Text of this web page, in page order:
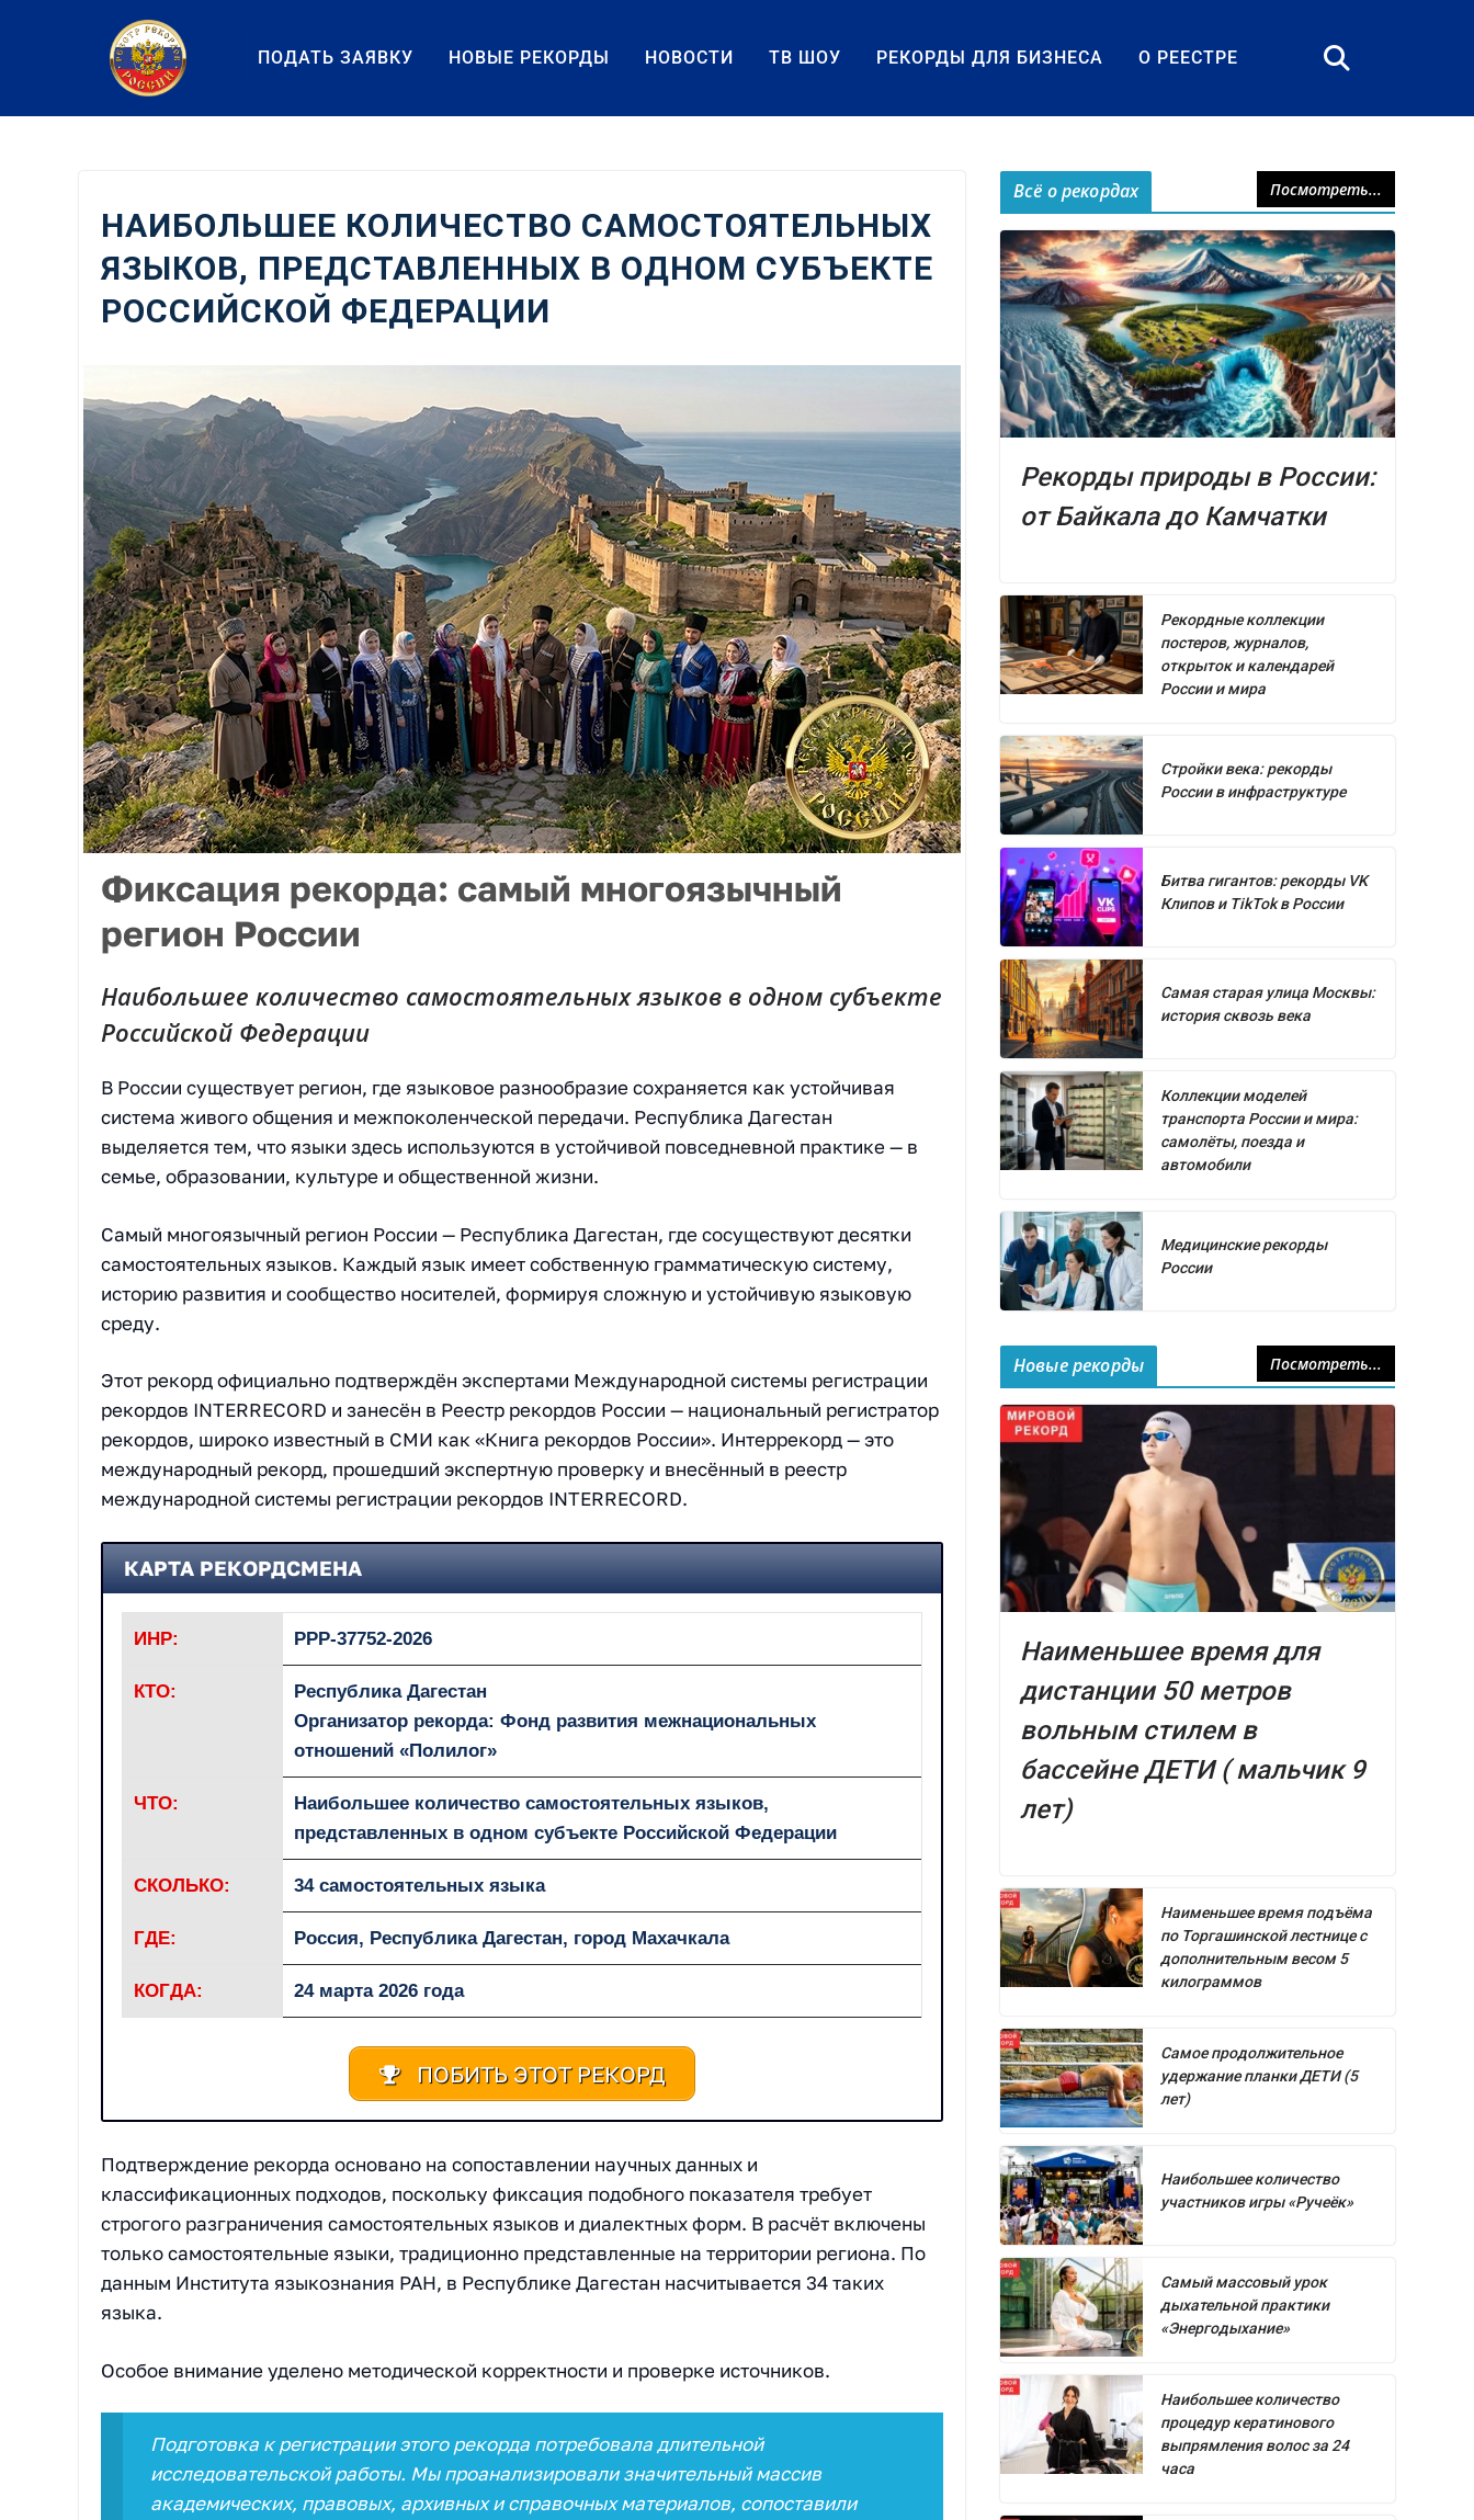
содержанию
ПОДАТЬ ЗАЯВКУ НОВЫЕ РЕКОРДЫ НОВОСТИ ТВ ШОУ РЕКОРДЫ ДЛЯ БИЗНЕСА О РЕЕСТРЕ
НАИБОЛЬШЕЕ КОЛИЧЕСТВО САМОСТОЯТЕЛЬНЫХ
ЯЗЫКОВ, ПРЕДСТАВЛЕННЫХ В ОДНОМ СУБЪЕКТЕ
РОССИЙСКОЙ ФЕДЕРАЦИИ
Фиксация рекорда: самый многоязычный
регион России
Наибольшее количество самостоятельных языков в одном субъекте
Российской Федерации
В России существует регион, где языковое разнообразие сохраняется как устойчивая
система живого общения и межпоколенческой передачи. Республика Дагестан
выделяется тем, что языки здесь используются в устойчивой повседневной практике — в
семье, образовании, культуре и общественной жизни.
Самый многоязычный регион России — Республика Дагестан, где сосуществуют десятки
самостоятельных языков. Каждый язык имеет собственную грамматическую систему,
историю развития и сообщество носителей, формируя сложную и устойчивую языковую
среду.
Этот рекорд официально подтверждён экспертами Международной системы регистрации
рекордов INTERRECORD и занесён в Реестр рекордов России — национальный регистратор
рекордов, широко известный в СМИ как «Книга рекордов России». Интеррекорд — это
международный рекорд, прошедший экспертную проверку и внесённый в реестр
международной системы регистрации рекордов INTERRECORD.
КАРТА РЕКОРДСМЕНА
ИНР: РРР-37752-2026
КТО:
Республика Дагестан
Организатор рекорда: Фонд развития межнациональных
отношений «Полилог»
ЧТО:
Наибольшее количество самостоятельных языков,
представленных в одном субъекте Российской Федерации
СКОЛЬКО: 34 самостоятельных языка
ГДЕ: Россия, Республика Дагестан, город Махачкала
КОГДА: 24 марта 2026 года
ПОБИТЬ ЭТОТ РЕКОРД
Подтверждение рекорда основано на сопоставлении научных данных и
классификационных подходов, поскольку фиксация подобного показателя требует
строгого разграничения самостоятельных языков и диалектных форм. В расчёт включены
только самостоятельные языки, традиционно представленные на территории региона. По
данным Института языкознания РАН, в Республике Дагестан насчитывается 34 таких
языка.
Особое внимание уделено методической корректности и проверке источников.
Подготовка к регистрации этого рекорда потребовала длительной
исследовательской работы. Мы проанализировали значительный массив
академических, правовых, архивных и справочных материалов, сопоставили
Всё о рекордах Посмотреть...
Рекорды природы в России:
от Байкала до Камчатки
Рекордные коллекции
постеров, журналов,
открыток и календарей
России и мира
Стройки века: рекорды
России в инфраструктуре
Битва гигантов: рекорды VK
Клипов и TikTok в России
Самая старая улица Москвы:
история сквозь века
Коллекции моделей
транспорта России и мира:
самолёты, поезда и
автомобили
Медицинские рекорды
России
Новые рекорды Посмотреть...
Наименьшее время для
дистанции 50 метров
вольным стилем в
бассейне ДЕТИ ( мальчик 9
лет)
Наименьшее время подъёма
по Торгашинской лестнице с
дополнительным весом 5
килограммов
Самое продолжительное
удержание планки ДЕТИ (5
лет)
Наибольшее количество
участников игры «Ручеёк»
Самый массовый урок
дыхательной практики
«Энергодыхание»
Наибольшее количество
процедур кератинового
выпрямления волос за 24
часа